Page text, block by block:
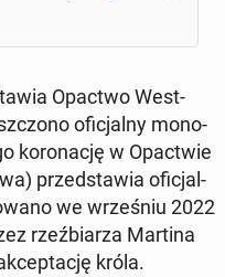
Opactwo West­
ofi­cjal­ny mo­no­
ko­ro­na­cję w Opac­twie
przed­sta­wia ofi­cjal­
we wrze­śniu 2022
rzeź­bia­rza Martina
króla.